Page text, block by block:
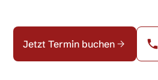
Jetzt Termin buchen